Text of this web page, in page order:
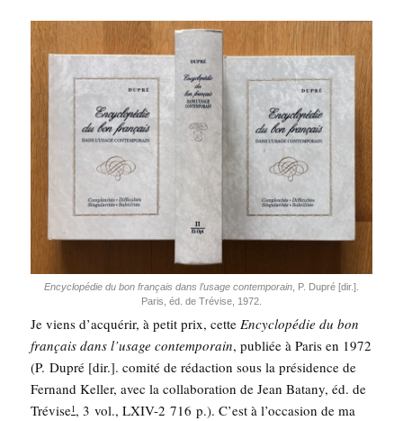
Ency­clo­pé­die du bon fran­çais dans l’u­sage contem­po­rain , P. Dupré [dir.].
Paris, éd. de Tré­vise, 1972.
Je viens d’ac­qué­rir, à petit prix, cetteEncy­clo­pé­die du bon
fran­çais dans l’u­sage contem­po­rain, publiée à Paris en 1972
(P. Dupré [dir.]. comi­té de rédac­tion sous la pré­si­dence de
Fer­nand Kel­ler, avec la col­la­bo­ra­tion de Jean Bata­ny, éd. de
Tré­vise1, 3 vol., LXIV-2 716 p.). C’est à l’oc­ca­sion de ma